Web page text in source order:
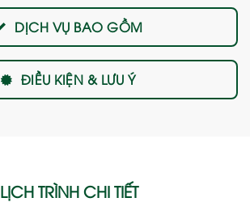
LỊCH TRÌNH CHI TIẾT
DỊCH VỤ BAO GỒM
ĐIỀU KIỆN & LƯU Ý